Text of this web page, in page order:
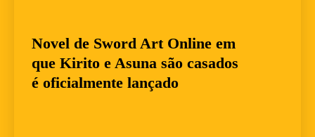
Novel de Sword Art Online em
que Kirito e Asuna são casados
é oficialmente lançado